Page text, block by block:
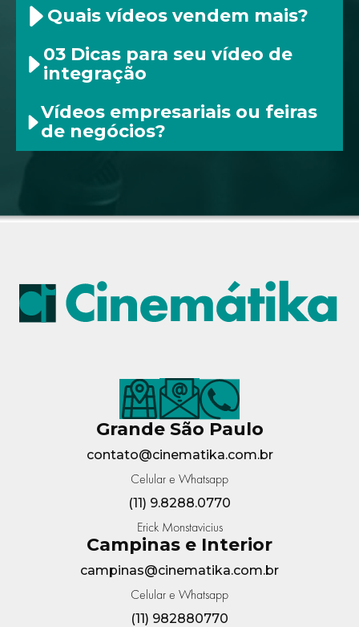
Quais vídeos vendem mais?
03 Dicas para seu vídeo de
integração
Vídeos empresariais ou feiras
de negócios?
Grande São Paulo
contato@cinematika.com.br
Celular e Whatsapp
(11) 9.8288.0770
Erick Monstavicius
Campinas e Interior
campinas@cinematika.com.br
Celular e Whatsapp
(11) 982880770